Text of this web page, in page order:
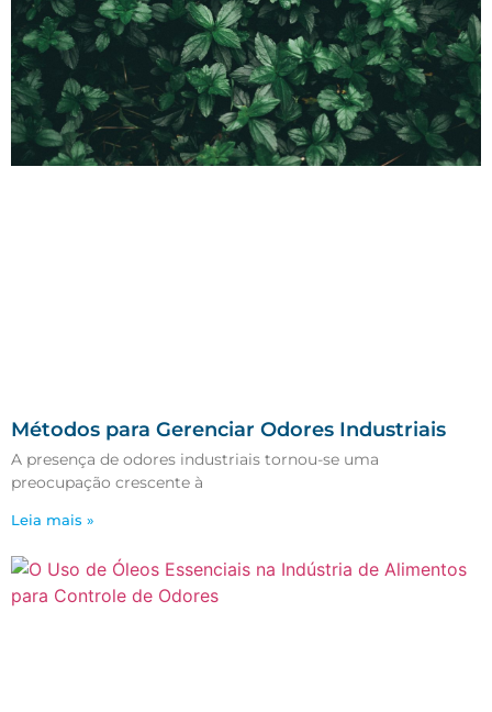
Métodos para Gerenciar Odores Industriais
A presença de odores industriais tornou-se uma
preocupação crescente à
Leia mais »